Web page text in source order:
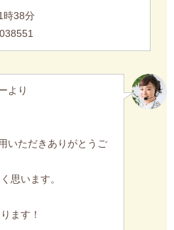
時38分
より
いただきありがとうご
思います。
ます！